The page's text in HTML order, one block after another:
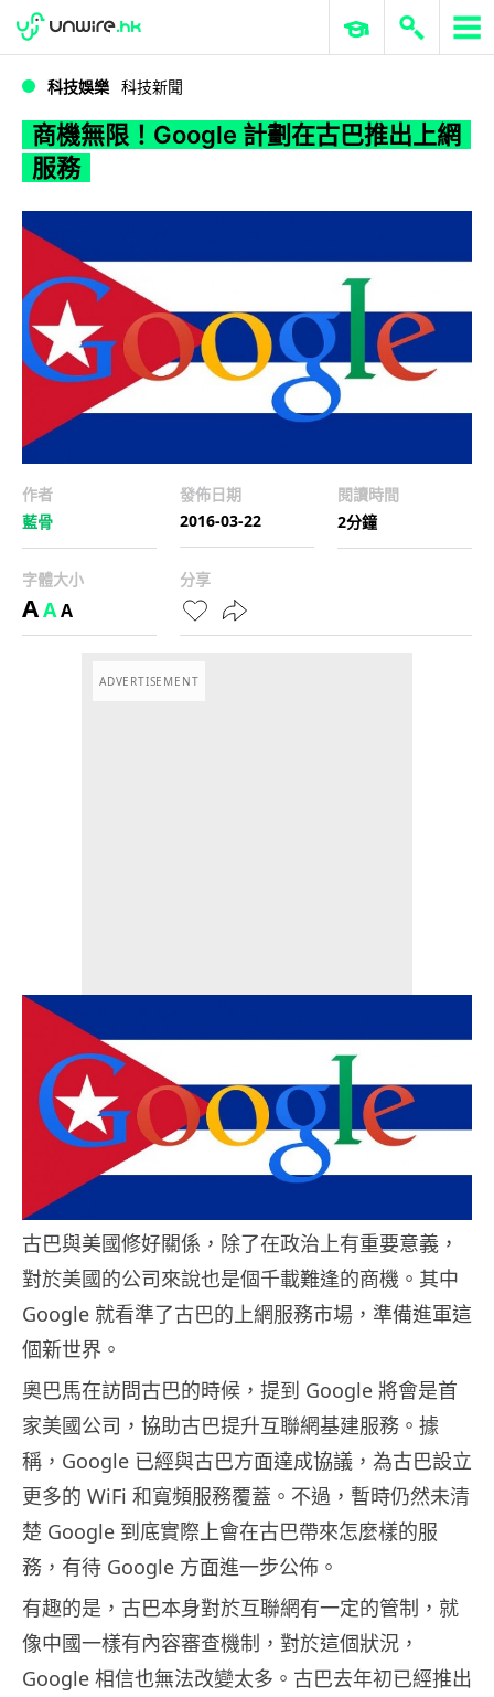
商機無限！Google 計劃在古巴推出上網服務
WWDC 2026 ERP 與商業 AI
科技娛樂 科技新聞
商機無限！Google 計劃在古巴推出上網
服務
作者
藍骨
發佈日期
2016-03-22
閱讀時間
2分鐘
字體大小
AAA
分享
ADVERTISEMENT
古巴與美國修好關係，除了在政治上有重要意義，
對於美國的公司來說也是個千載難逢的商機。其中
Google 就看準了古巴的上網服務市場，準備進軍這
個新世界。
奧巴馬在訪問古巴的時候，提到 Google 將會是首
家美國公司，協助古巴提升互聯網基建服務。據
稱，Google 已經與古巴方面達成協議，為古巴設立
更多的 WiFi 和寬頻服務覆蓋。不過，暫時仍然未清
楚 Google 到底實際上會在古巴帶來怎麼樣的服
務，有待 Google 方面進一步公佈。
有趣的是，古巴本身對於互聯網有一定的管制，就
像中國一樣有內容審查機制，對於這個狀況，
Google 相信也無法改變太多。古巴去年初已經推出